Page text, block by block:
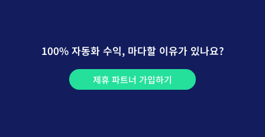
100% 자동화 수익, 마다할 이유가 있나요?
제휴 파트너 가입하기